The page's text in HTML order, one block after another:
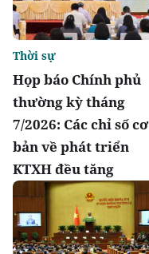
Họp báo Chính phủ
thường kỳ tháng
7/2026: Các chỉ số cơ
bản về phát triển
KTXH đều tăng
Thời sự